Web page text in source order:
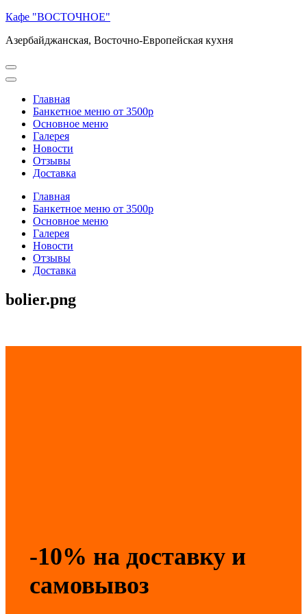
Перейти
содержимому
Enter)
Кафе "ВОСТОЧНОЕ"
Азербайджанская, Восточно-Европейская кухня
Главная
Банкетное меню от 3500р
Основное меню
Галерея
Новости
Отзывы
Доставка
Главная
Банкетное меню от 3500р
Основное меню
Галерея
Новости
Отзывы
Доставка
bolier.png
-10% на доставку и
самовывоз